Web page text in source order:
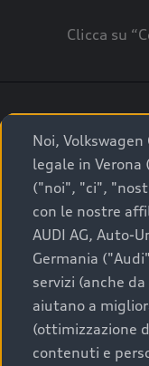
Clicca su
A breve verrai
Audi Center o
che ti
La qualità
un’auto
Noi,
legale in Verona
("noi", "ci",
con le nostre
AUDI AG, Auto-
Germania
servizi (anche
aiutano a
(ottimizzazione
contenuti e